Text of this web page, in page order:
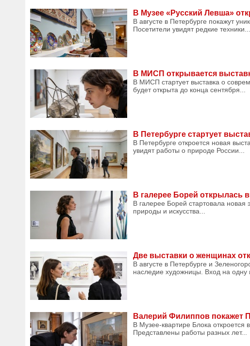
В Музее «Русский Левша»
В августе в Петербурге покажут
Посетители увидят редкие техники...
В МИСП открывается
В МИСП стартует выставка о
будет открыта до конца сентября...
В Петербурге стартует
В Петербурге откроется новая
увидят работы о природе России...
В галерее Борей открылась
В галерее Борей стартовала
природы и искусства...
Две выставки о женщинах
В августе в Петербурге и
наследие художницы. Вход на одну
Валерий Филиппов покажет
В Музее-квартире Блока
Представлены работы разных лет...